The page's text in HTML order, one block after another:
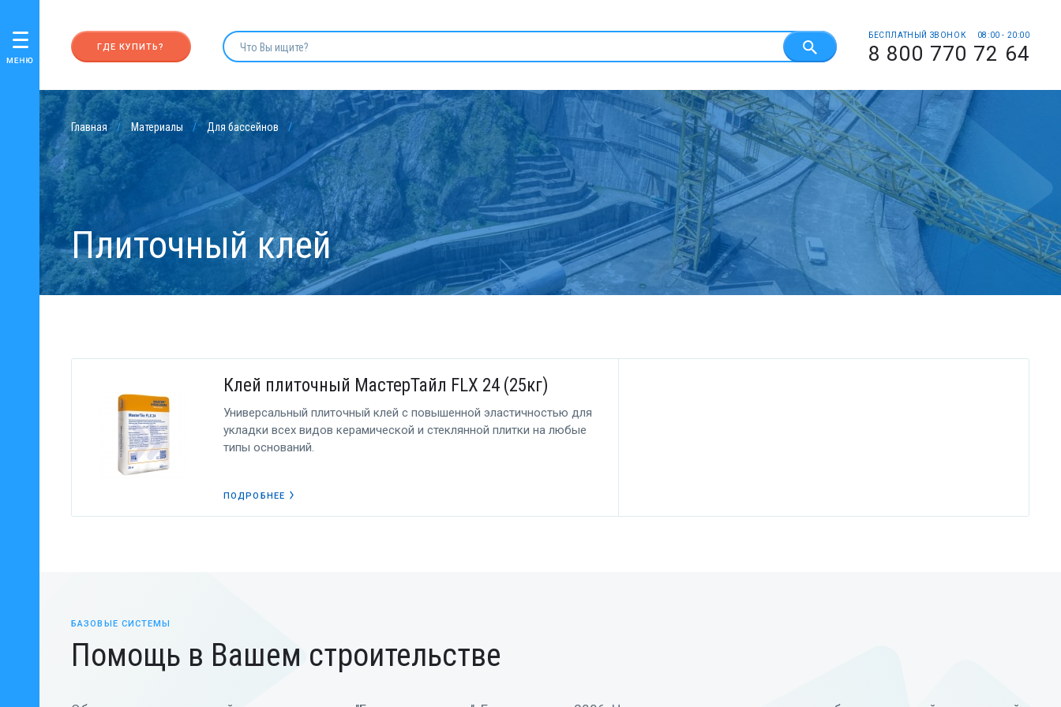
ГДЕ КУПИТЬ?
БЕСПЛАТНЫЙ ЗВОНОК 08:00 - 20:00
8 800 770 72 64
Главная Материалы Для бассейнов
Плиточный клей
Клей плиточный МастерТайл FLX 24 (25кг)
Универсальный плиточный клей с повышенной эластичностью для
укладки всех видов керамической и стеклянной плитки на любые
типы оснований.
ПОДРОБНЕЕ
БАЗОВЫЕ СИСТЕМЫ
Помощь в Вашем строительстве